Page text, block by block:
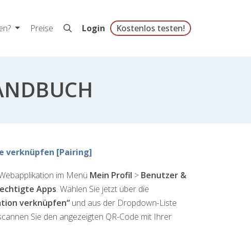
Preise Login Kostenlos testen!
verknüpfen [Pairing]
im Menü Mein Profil > Benutzer &
Apps. Wählen Sie jetzt über die
verknüpfen“ und aus der Dropdown-Liste
Sie den angezeigten QR-Code mit Ihrer